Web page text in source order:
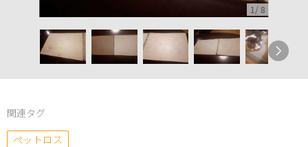
1 / 8
関連タグ
ペットロス